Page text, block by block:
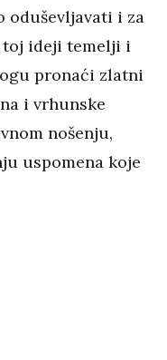
oduševljavati i za
toj ideji temelji i
pronaći zlatni
i vrhunske
nošenju,
uspomena koje